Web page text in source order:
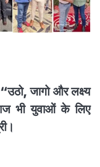
जागो और लक्ष्य
भी युवाओं के लिए